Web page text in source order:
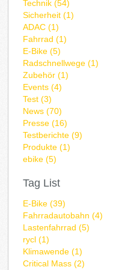
Technik (54)
Sicherheit (1)
ADAC (1)
Fahrrad (1)
E-Bike (5)
Radschnellwege (1)
Zubehör (1)
Events (4)
Test (3)
News (70)
Presse (16)
Testberichte (9)
Produkte (1)
ebike (5)
Tag List
E-Bike (39)
Fahrradautobahn (4)
Lastenfahrrad (5)
rycl (1)
Klimawende (1)
Critical Mass (2)